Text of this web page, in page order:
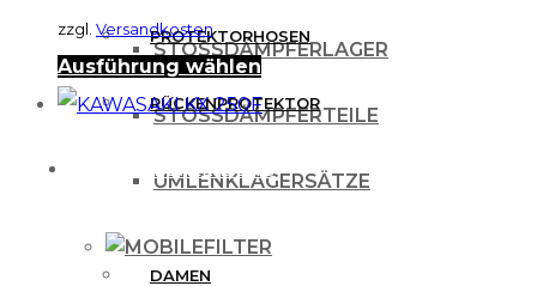
STOSSDÄMPFERLAGER
STOSSDÄMPFERTEILE
UMLENKLAGERSÄTZE
FILTER
PROTEKTORHOSEN
RÜCKENPROTEKTOR
FREIZEITBEKLEIDUNG
DAMEN
zzgl. Versandkosten
Ausführung wählenDieses
Produkt
mehrere
auf.